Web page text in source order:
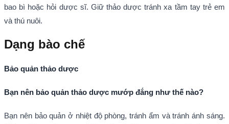
bao bì hoặc hỏi dược sĩ. Giữ thảo dược tránh xa tầm tay trẻ em
và thú nuôi.
Dạng bào chế
Bảo quản thảo dược
Bạn nên bảo quản thảo dược mướp đắng như thế nào?
Bạn nên bảo quản ở nhiệt độ phòng, tránh ẩm và tránh ánh sáng.